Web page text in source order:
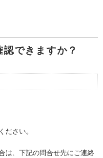
できますか？
ださい。
は、下記の問合せ先にご連絡